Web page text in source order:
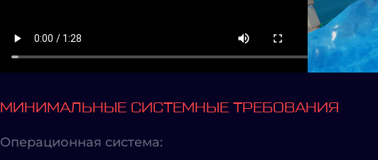
МИНИМАЛЬНЫЕ СИСТЕМНЫЕ ТРЕБОВАНИЯ
Операционная система: